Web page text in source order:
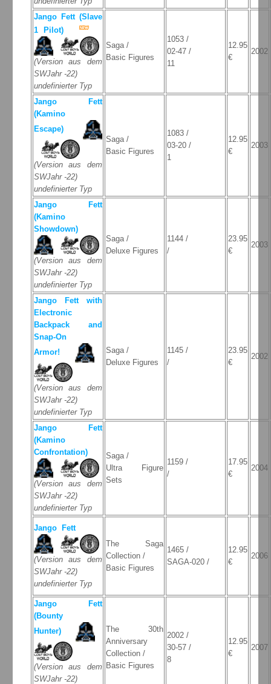
Jango Fett (Slave
1 Pilot)
(Version aus dem
SWJahr -22)
undefinierter Typ
Saga /
Basic Figures
1053 /
02-47 /
11
12.95
€
2002
Jango Fett
(Kamino
Escape)
(Version aus dem
SWJahr -22)
undefinierter Typ
Saga /
Basic Figures
1083 /
03-20 /
1
12.95
€
2003
Jango Fett
(Kamino
Showdown)
(Version aus dem
SWJahr -22)
undefinierter Typ
Saga /
Deluxe Figures
1144 /
/
23.95
€
2003
Jango Fett with
Electronic
Backpack and
Snap-On
Armor!
(Version aus dem
SWJahr -22)
undefinierter Typ
Saga /
Deluxe Figures
1145 /
/
23.95
€
2002
Jango Fett
(Kamino
Confrontation)
(Version aus dem
SWJahr -22)
undefinierter Typ
Saga /
Ultra Figure
Sets
1159 /
/
17.95
€
2004
Jango Fett
(Version aus dem
SWJahr -22)
undefinierter Typ
The Saga
Collection /
Basic Figures
1465 /
SAGA-020 /
12.95
€
2006
Jango Fett
(Bounty
Hunter)
(Version aus dem
SWJahr -22)
The 30th
Anniversary
Collection /
Basic Figures
2002 /
30-57 /
8
12.95
€
2007